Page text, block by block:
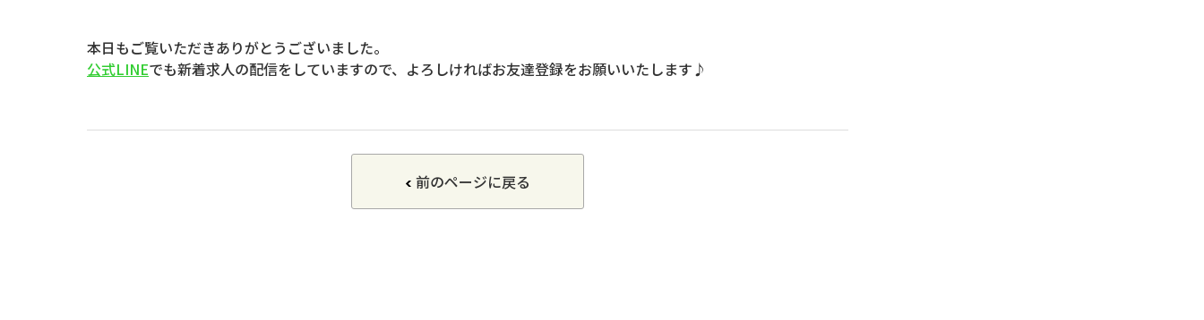
本日もご覧いただきありがとうございました。
公式LINEでも新着求人の配信をしていますので、よろしければお友達登録をお願いいたします♪
前のページに戻る